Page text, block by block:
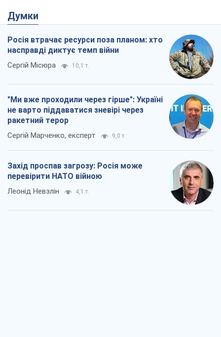
Думки
Росія втрачає ресурси поза планом: хто
насправді диктує темп війни
Сергій Місюра 10,1 т.
"Ми вже проходили через гірше": Україні
не варто піддаватися зневірі через
ракетний терор
Сергій Марченко, експерт 9,0 т.
Захід проспав загрозу: Росія може
перевірити НАТО війною
Леонід Невзлін 4,1 т.